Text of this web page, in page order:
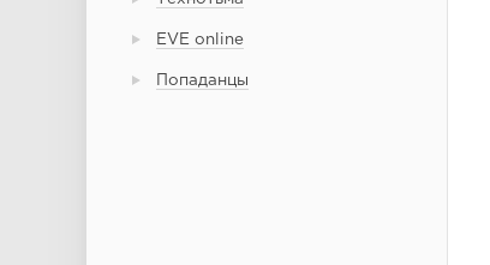
EVE online
Попаданцы